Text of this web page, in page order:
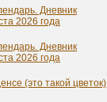
Дневник
2026 года
Дневник
2026 года
(это такой цветок)